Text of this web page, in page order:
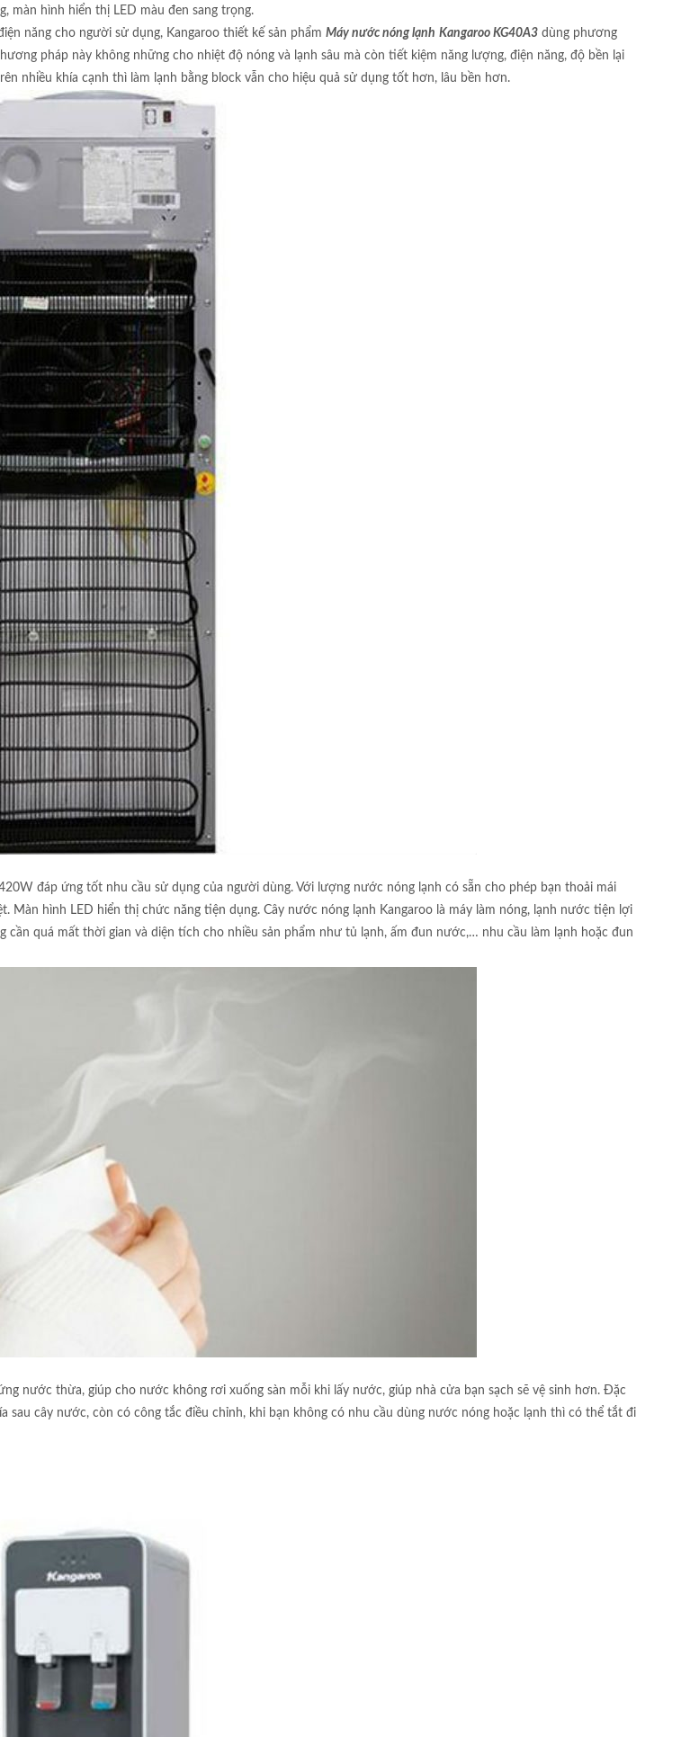
màn hình hiển thị LED màu đen sang trọng.
năng cho người sử dụng, Kangaroo thiết kế sản phẩm Máy nước nóng lạnh Kangaroo KG40A3 dùng phương
pháp này không những cho nhiệt độ nóng và lạnh sâu mà còn tiết kiệm năng lượng, điện năng, độ bền lại
nhiều khía cạnh thì làm lạnh bằng block vẫn cho hiệu quả sử dụng tốt hơn, lâu bền hơn.
đáp ứng tốt nhu cầu sử dụng của người dùng. Với lượng nước nóng lạnh có sẵn cho phép bạn thoải mái
Màn hình LED hiển thị chức năng tiện dụng. Cây nước nóng lạnh Kangaroo là máy làm nóng, lạnh nước tiện lợi
cần quá mất thời gian và diện tích cho nhiều sản phẩm như tủ lạnh, ấm đun nước,… nhu cầu làm lạnh hoặc đun
nước thừa, giúp cho nước không rơi xuống sàn mỗi khi lấy nước, giúp nhà cửa bạn sạch sẽ vệ sinh hơn. Đặc
cây nước, còn có công tắc điều chỉnh, khi bạn không có nhu cầu dùng nước nóng hoặc lạnh thì có thể tắt đi